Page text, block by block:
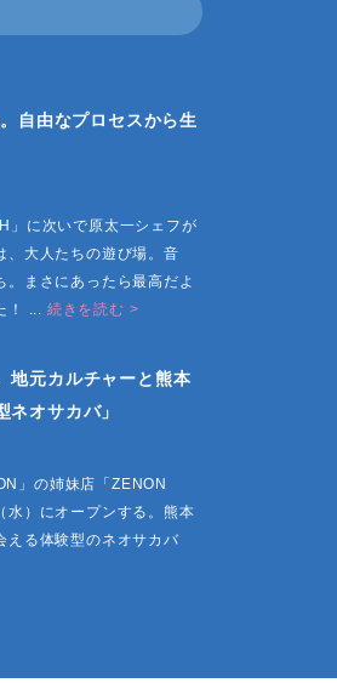
自由なプロセスから生
」に次いで原太一シェフが
、大人たちの遊び場。音
まさにあったら最高だよ
！ ... 続きを読む >
地元カルチャーと熊本
ネオサカバ」
」の姉妹店「ZENON
）にオープンする。熊本
える体験型のネオサカバ